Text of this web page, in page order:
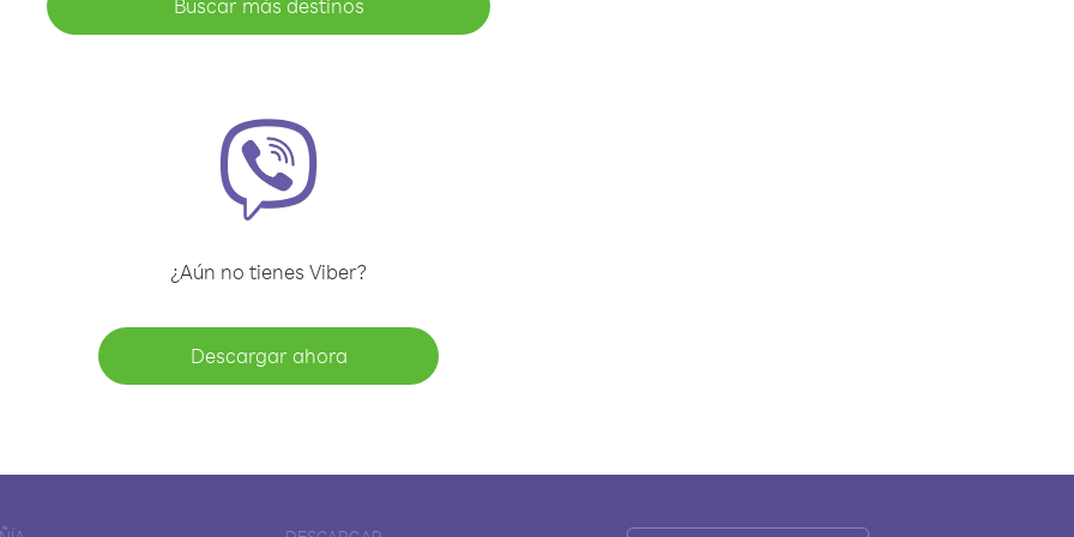
Buscar más destinos
¿Aún no tienes Viber?
Descargar ahora